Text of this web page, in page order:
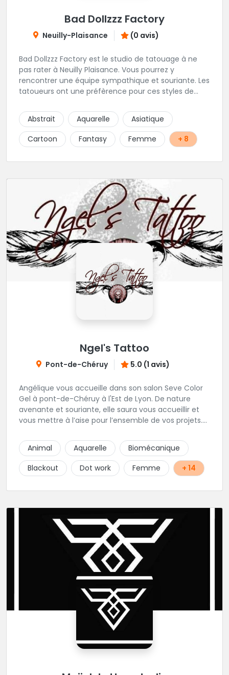
Bad Dollzzz Factory
Neuilly-Plaisance (0 avis)
Bad Dollzzz Factory est le studio de tatouage à ne
pas rater à Neuilly Plaisance. Vous pourrez y
rencontrer une équipe sympathique et souriante. Les
tatoueurs ont une préfèrence pour ces styles de
culture et traits fins. Foncez !
Abstrait Aquarelle
Asiatique
Cartoon
Fantasy Femme + 8
Ngel's Tattoo
Pont-de-Chéruy 5.0 (1 avis)
Angélique vous accueille dans son salon Seve Color
Gel à pont-de-Chéruy à l'Est de Lyon. De nature
avenante et souriante, elle saura vous accueillir et
vous mettre à l’aise pour l’ensemble de vos projets.
tatouages allant des calligraphies, motifs floraux au
réalisme.
Animal Aquarelle
Biomécanique
Blackout
Dot work Femme + 14